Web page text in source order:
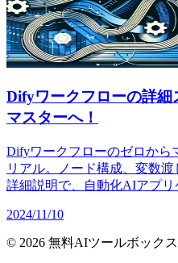
Difyワークフローの詳細
マスターへ！
Difyワークフローのゼロから
リアル。ノード構成、変数
詳細説明で、自動化AIアプリ
2024/11/10
© 2026 無料AIツールボックス